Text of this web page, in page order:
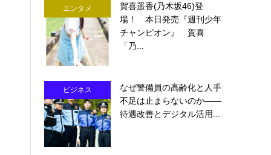
エンタメ
賀喜遥香(乃木坂46)登
場！ 本日発売『週刊少年
チャンピオン』 賀喜
「乃...
ビジネス
なぜ警備員の高齢化と人手
不足は止まらないのか――
待遇改善とデジタル活用...